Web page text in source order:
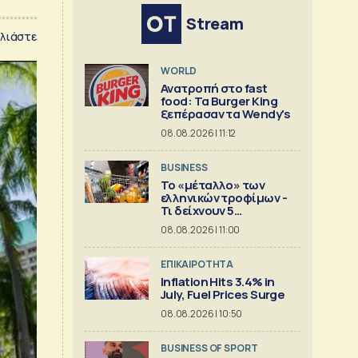
Stream
WORLD
Ανατροπή στο fast
food: Τα Burger King
ξεπέρασαν τα Wendy's
08.08.2026 | 11:12
BUSINESS
Το «μέταλλο» των
ελληνικών τροφίμων -
Τι δείχνουν 5
ισολογισμοί
08.08.2026 | 11:00
ΕΠΙΚΑΙΡΟΤΗΤΑ
Inflation Hits 3.4% in
July, Fuel Prices Surge
08.08.2026 | 10:50
BUSINESS OF SPORT